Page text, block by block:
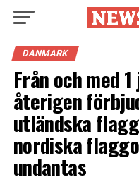
DANMARK
Från och med
återigen
utländska
nordiska
undantas